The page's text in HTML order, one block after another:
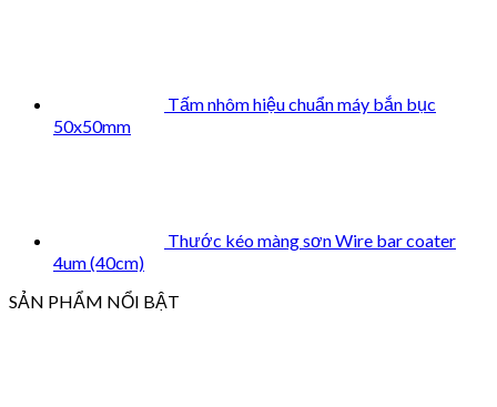
Tấm nhôm hiệu chuẩn máy bắn bục
50x50mm
Thước kéo màng sơn Wire bar coater
4um (40cm)
SẢN PHẨM NỔI BẬT